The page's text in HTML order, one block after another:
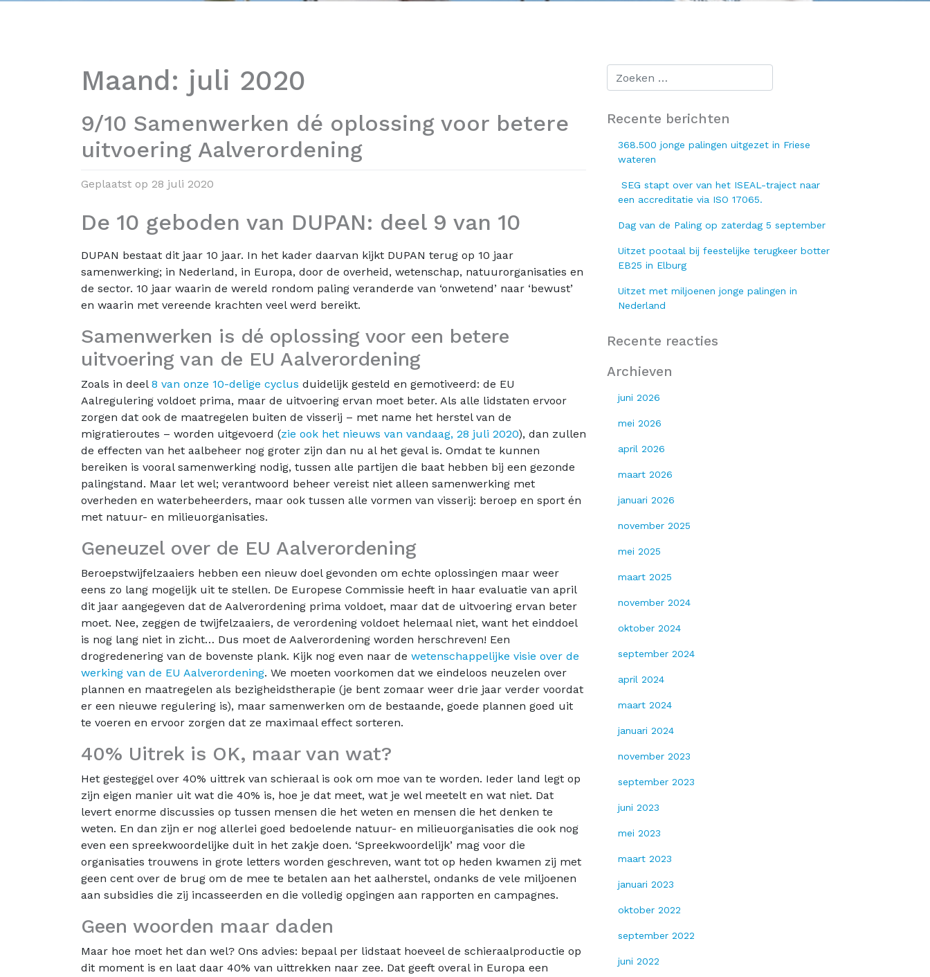
Maand: juli 2020
9/10 Samenwerken dé oplossing voor betere
uitvoering Aalverordening
Geplaatst op 28 juli 2020
De 10 geboden van DUPAN: deel 9 van 10
DUPAN bestaat dit jaar 10 jaar. In het kader daarvan kijkt DUPAN terug op 10 jaar
samenwerking; in Nederland, in Europa, door de overheid, wetenschap, natuurorganisaties en
de sector. 10 jaar waarin de wereld rondom paling veranderde van ‘onwetend’ naar ‘bewust’
en waarin met vereende krachten veel werd bereikt.
Samenwerken is dé oplossing voor een betere
uitvoering van de EU Aalverordening
Zoals in deel 8 van onze 10-delige cyclus duidelijk gesteld en gemotiveerd: de EU
Aalregulering voldoet prima, maar de uitvoering ervan moet beter. Als alle lidstaten ervoor
zorgen dat ook de maatregelen buiten de visserij – met name het herstel van de
migratieroutes – worden uitgevoerd (zie ook het nieuws van vandaag, 28 juli 2020), dan zullen
de effecten van het aalbeheer nog groter zijn dan nu al het geval is. Omdat te kunnen
bereiken is vooral samenwerking nodig, tussen alle partijen die baat hebben bij een gezonde
palingstand. Maar let wel; verantwoord beheer vereist niet alleen samenwerking met
overheden en waterbeheerders, maar ook tussen alle vormen van visserij: beroep en sport én
met natuur- en milieuorganisaties.
Geneuzel over de EU Aalverordening
Beroepstwijfelzaaiers hebben een nieuw doel gevonden om echte oplossingen maar weer
eens zo lang mogelijk uit te stellen. De Europese Commissie heeft in haar evaluatie van april
dit jaar aangegeven dat de Aalverordening prima voldoet, maar dat de uitvoering ervan beter
moet. Nee, zeggen de twijfelzaaiers, de verordening voldoet helemaal niet, want het einddoel
is nog lang niet in zicht… Dus moet de Aalverordening worden herschreven! Een
drogredenering van de bovenste plank. Kijk nog even naar de wetenschappelijke visie over de
werking van de EU Aalverordening. We moeten voorkomen dat we eindeloos neuzelen over
plannen en maatregelen als bezigheidstherapie (je bent zomaar weer drie jaar verder voordat
er een nieuwe regulering is), maar samenwerken om de bestaande, goede plannen goed uit
te voeren en ervoor zorgen dat ze maximaal effect sorteren.
40% Uitrek is OK, maar van wat?
Het gesteggel over 40% uittrek van schieraal is ook om moe van te worden. Ieder land legt op
zijn eigen manier uit wat die 40% is, hoe je dat meet, wat je wel meetelt en wat niet. Dat
levert enorme discussies op tussen mensen die het weten en mensen die het denken te
weten. En dan zijn er nog allerlei goed bedoelende natuur- en milieuorganisaties die ook nog
even een spreekwoordelijke duit in het zakje doen. ‘Spreekwoordelijk’ mag voor die
organisaties trouwens in grote letters worden geschreven, want tot op heden kwamen zij met
geen cent over de brug om de mee te betalen aan het aalherstel, ondanks de vele miljoenen
aan subsidies die zij incasseerden en die volledig opgingen aan rapporten en campagnes.
Geen woorden maar daden
Maar hoe moet het dan wel? Ons advies: bepaal per lidstaat hoeveel de schieraalproductie op
dit moment is en laat daar 40% van uittrekken naar zee. Dat geeft overal in Europa een
Recente berichten
368.500 jonge palingen uitgezet in Friese
wateren
SEG stapt over van het ISEAL-traject naar
een accreditatie via ISO 17065.
Dag van de Paling op zaterdag 5 september
Uitzet pootaal bij feestelijke terugkeer botter
EB25 in Elburg
Uitzet met miljoenen jonge palingen in
Nederland
Recente reacties
Archieven
juni 2026
mei 2026
april 2026
maart 2026
januari 2026
november 2025
mei 2025
maart 2025
november 2024
oktober 2024
september 2024
april 2024
maart 2024
januari 2024
november 2023
september 2023
juni 2023
mei 2023
maart 2023
januari 2023
oktober 2022
september 2022
juni 2022